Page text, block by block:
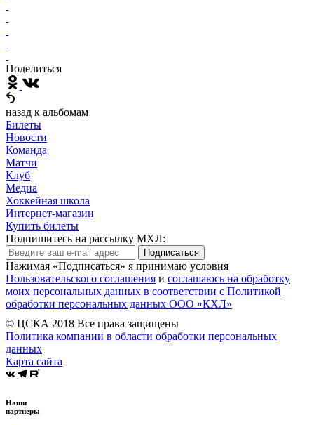
Поделиться
назад к альбомам
Билеты
Новости
Команда
Матчи
Клуб
Медиа
Хоккейная школа
Интернет-магазин
Купить билеты
Подпишитесь на рассылку МХЛ:
Подписаться
Нажимая «Подписаться» я принимаю условия
Пользовательского соглашения и соглашаюсь на обработку
моих персональных данных в соответствии с Политикой
обработки персональных данных ООО «КХЛ»
© ЦСКА 2018 Все права защищены
Политика компании в области обработки персональных
данных
Карта сайта
Наши
партнеры